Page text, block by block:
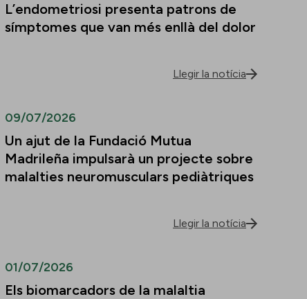
L’endometriosi presenta patrons de
símptomes que van més enllà del dolor
Llegir la notícia
09/07/2026
Un ajut de la Fundació Mutua
Madrileña impulsarà un projecte sobre
malalties neuromusculars pediàtriques
Llegir la notícia
01/07/2026
Els biomarcadors de la malaltia